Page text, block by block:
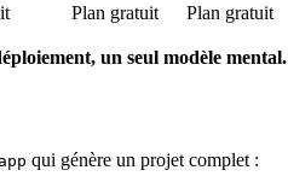
Plan gratuit Plan gratuit
un seul modèle mental.
qui génère un projet complet :